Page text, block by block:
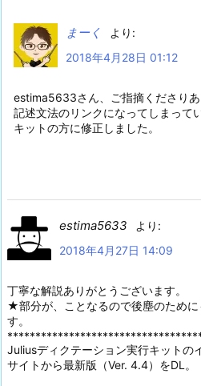
まーく
より:
2018年4月28日 01:12
estima5633さん、ご指摘くださりあ
記述文法のリンクになってしまって
キットの方に修正しました。
estima5633
より:
2018年4月27日 14:09
丁寧な解説ありがとうございます。
★部分が、ことなるので後塵のため
す。
Juliusディクテーション実行キットの
サイトから最新版（Ver. 4.4）をDL。